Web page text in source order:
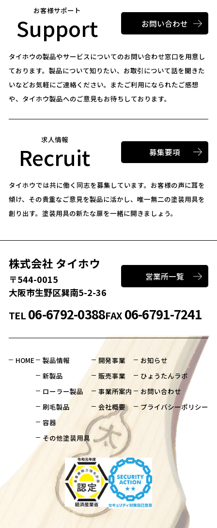
お客様サポート
Support お問い合わせ
タイホウの製品やサービスについてのお問い合わせ窓口を用意し
ております。 製品について知りたい、お取引について話を聞きた
いなどお気軽にご連絡ください。 またご利用になられたご感想
や、タイホウ製品へのご意見もお待ちしております。
求人情報
Recruit 募集要項
タイホウでは共に働く同志を募集しています。 お客様の声に耳を
傾け、その貴重なご意見を製品に活かし、唯一無二の塗装用具を
創り出す。 塗装用具の新たな扉を一緒に開きましょう。
株式会社 タイホウ
〒544-0015
大阪市生野区巽南5-2-36
営業所一覧
TEL06-6792-0388FAX06-6791-7241
HOME
製品情報
新製品
ローラー製品
刷毛製品
容器
その他塗装用具
開発事業
販売事業
事業所案内
会社概要
お知らせ
ひょうたんラボ
お問い合わせ
プライバシーポリシー